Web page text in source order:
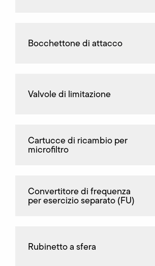
Bocchettone di attacco
Valvole di limitazione
Cartucce di ricambio per
microfiltro
Convertitore di frequenza
per esercizio separato (FU)
Rubinetto a sfera